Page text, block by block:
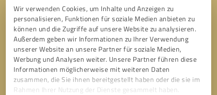
Wir verwenden Cookies, um Inhalte und Anzeigen zu
personalisieren, Funktionen für soziale Medien anbieten zu
können und die Zugriffe auf unsere Website zu analysieren.
Außerdem geben wir Informationen zu Ihrer Verwendung
unserer Website an unsere Partner für soziale Medien,
Werbung und Analysen weiter. Unsere Partner führen diese
Informationen möglicherweise mit weiteren Daten
zusammen, die Sie ihnen bereitgestellt haben oder die sie im
Rahmen Ihrer Nutzung der Dienste gesammelt haben.